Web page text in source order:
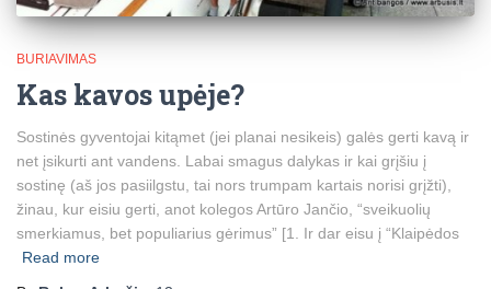
BURIAVIMAS
Kas kavos upėje?
Sostinės gyventojai kitąmet (jei planai nesikeis) galės gerti kavą ir
net įsikurti ant vandens. Labai smagus dalykas ir kai grįšiu į
sostinę (aš jos pasiilgstu, tai nors trumpam kartais norisi grįžti),
žinau, kur eisiu gerti, anot kolegos Artūro Jančio, “sveikuolių
smerkiamus, bet populiarius gėrimus” [1. Ir dar eisu į “Klaipėdos
Read more